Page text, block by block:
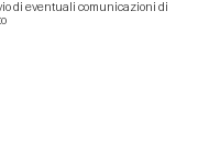
di eventuali comunicazioni di